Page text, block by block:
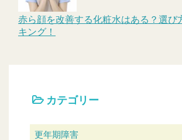
赤ら顔を改善する化粧水はある？選び
キング！
カテゴリー
更年期障害